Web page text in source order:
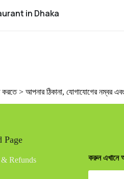
> আপনার ঠিকানা, যোগাযোগের নম্বর এবং
Page
& Refunds
করুন এখানে